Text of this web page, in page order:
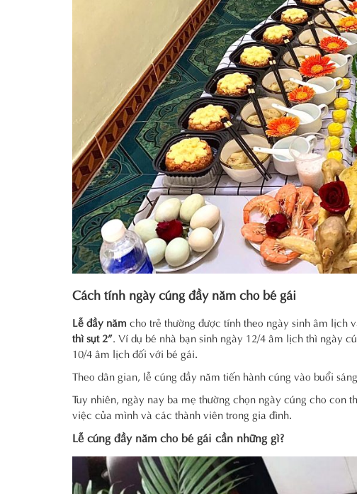
Cách tính ngày cúng đầy năm cho bé gái
Lễ đầy năm cho trẻ thường được tính theo ngày sinh âm lịch
thì sụt 2”. Ví dụ bé nhà bạn sinh ngày 12/4 âm lịch thì ngày
10/4 âm lịch đối với bé gái.
Theo dân gian, lễ cúng đầy năm tiến hành cúng vào buổi
Tuy nhiên, ngày nay ba mẹ thường chọn ngày cúng cho con
việc của mình và các thành viên trong gia đình.
Lễ cúng đầy năm cho bé gái cần những gì?